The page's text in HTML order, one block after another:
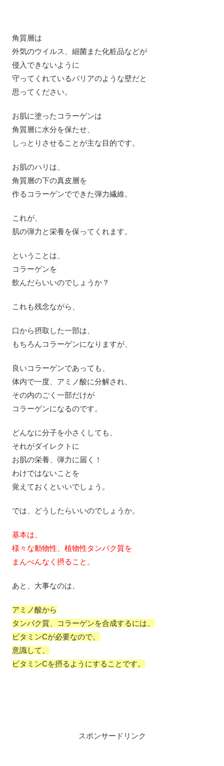
角質層は
外気のウイルス、細菌また化粧品などが
侵入できないように
守ってくれているバリアのような壁だと
思ってください。
お肌に塗ったコラーゲンは
角質層に水分を保たせ、
しっとりさせることが主な目的です。
お肌のハリは、
角質層の下の真皮層を
作るコラーゲンでできた弾力繊維。
これが、
肌の弾力と栄養を保ってくれます。
ということは、
コラーゲンを
飲んだらいいのでしょうか？
これも残念ながら、
口から摂取した一部は、
もちろんコラーゲンになりますが、
良いコラーゲンであっても、
体内で一度、アミノ酸に分解され、
その内のごく一部だけが
コラーゲンになるのです。
どんなに分子を小さくしても、
それがダイレクトに
お肌の栄養、弾力に届く！
わけではないことを
覚えておくといいでしょう。
では、どうしたらいいのでしょうか。
基本は、
様々な動物性、植物性タンパク質を
まんべんなく摂ること。
あと、大事なのは、
アミノ酸から
タンパク質、コラーゲンを合成するには、
ビタミンCが必要なので、
意識して、
ビタミンCを摂るようにすることです。
スポンサードリンク